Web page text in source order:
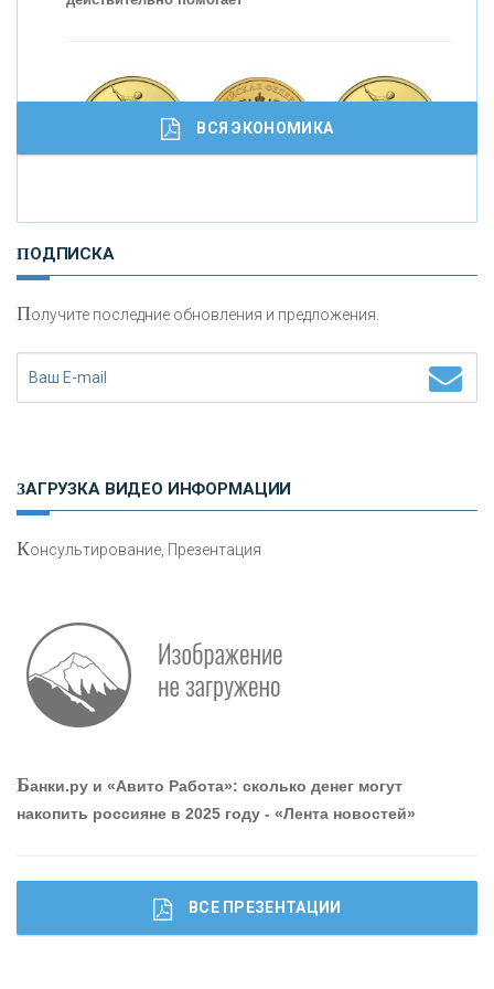
Работа мечты. Что банки делают для того, чтобы
привлечь и удержать персонал - «Интервью»
И
сохранения и увеличения капитала
ВСЯ ЭКОНОМИКА
ПОДПИСКА
Получите последние обновления и предложения.
ЗАГРУЗКА ВИДЕО ИНФОРМАЦИИ
Консультирование, Презентация
Банки.ру и «Авито Работа»: сколько денег могут
накопить россияне в 2025 году - «Лента новостей»
ВСЕ ПРЕЗЕНТАЦИИ